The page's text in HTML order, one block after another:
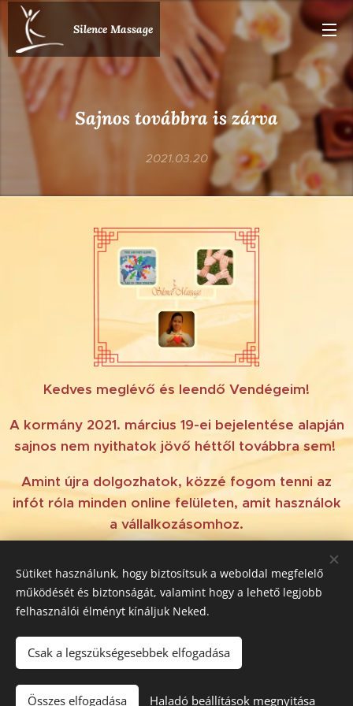
Silence Massage
Sajnos továbbra is zárva
2021.03.20
Kedves meglévő és leendő Vendégeim!
A kormány 2021. március 19-ei bejelentése alapján
sajnos nem nyithatok jövő héttől továbbra sem!
Amint újra dolgozhatok, közzé fogom tenni az
infót róla minden online felületen, amit használok
a vállalkozásomhoz.
köszönöm!
2017-2026 Silence Massage - Mindenkinek jár a masszázs /
Sütiket használunk, hogy biztosítsuk a weboldal megfelelő
működését és biztonságát, valamint hogy a lehető legjobb
felhasználói élményt kínáljuk Neked.
Csak a legszükségesebbek elfogadása
Összes elfogadása Haladó beállítások megnyitása